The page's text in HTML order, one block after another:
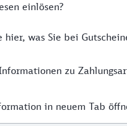
einlösen?
hier, was Sie bei
zu
in neuem Tab